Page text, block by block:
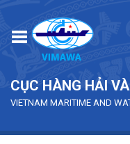
CỤC HÀNG HẢI
VIETNAM MARITIME AND